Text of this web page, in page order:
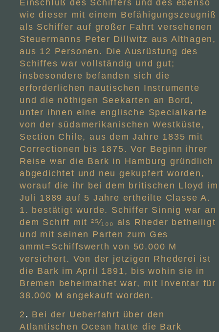
EinschIuß des Schiffers und des ebenso
wie dieser mit einem Befähigungszeugniß
als Schiffer auf großer Fahrt versehenen
Steuermanns Peter Dillwitz aus Althagen,
aus 12 Personen. Die Ausrüstung des
Schiffes war vollständig und gut;
insbesondere befanden sich die
erforderlichen nautischen Instrumente
und die nöthigen Seekarten an Bord,
unter ihnen eine englische Specialkarte
von der südamerikanischen Westküste,
Section Chile, aus dem Jahre 1835 mit
Correctionen bis 1875. Vor Beginn ihrer
Reise war die Bark in Hamburg gründlich
abgedichtet und neu gekupfert worden,
worauf die ihr bei dem britischen Lloyd im
Juli 1889 auf 5 Jahre ertheilte Classe A.
1. bestätigt wurde. Schiffer Sinnig war an
dem Schiff mit ²⁵⁄₁₀₀ als Rheder betheiligt
und mit seinen Parten zum Ges
ammt=Schiffswerth von 50.000 M
versichert. Von der jetzigen Rhederei ist
die Bark im April 1891, bis wohin sie in
Bremen beheimathet war, mit Inventar für
38.000 M angekauft worden.
2 . Bei der Ueberfahrt über den
Atlantischen Ocean hatte die Bark